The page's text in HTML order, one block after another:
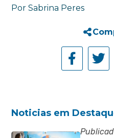
Por Sabrina Peres
Noticias em